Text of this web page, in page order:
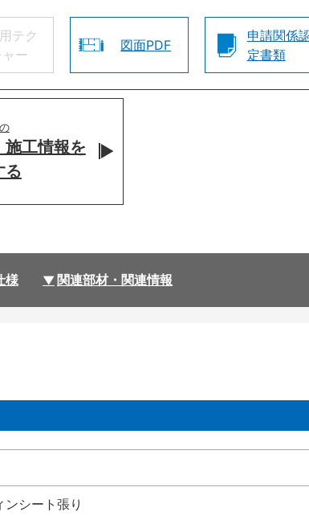
テク
ャー
図面PDF
申請関係
定書類
施工情報を
る
様 関連部材・関連情報
ンシート張り